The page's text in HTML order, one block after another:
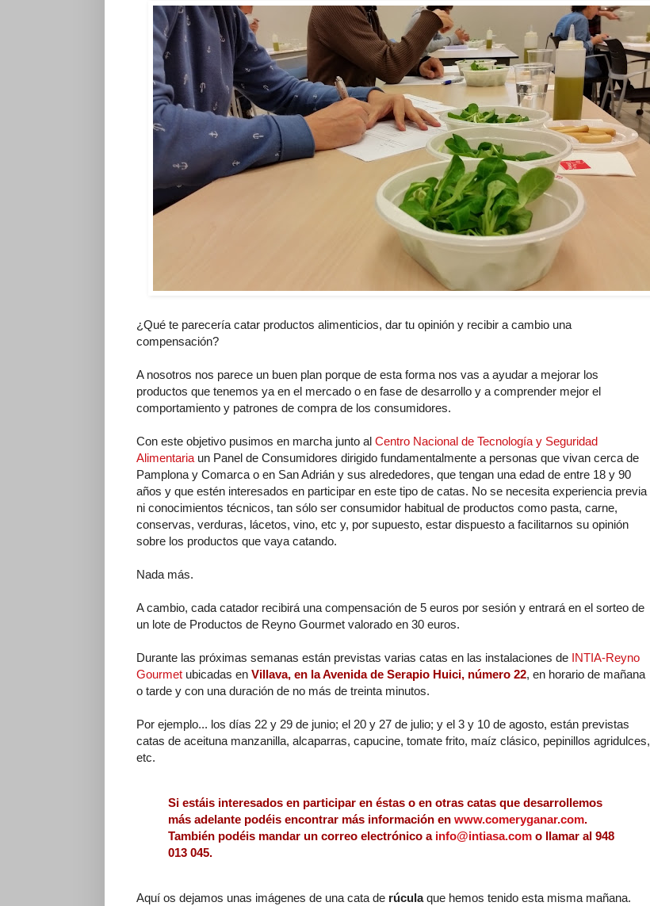
¿Qué te parecería catar productos alimenticios, dar tu opinión y recibir a cambio una
compensación?
A nosotros nos parece un buen plan porque de esta forma nos vas a ayudar a mejorar los
productos que tenemos ya en el mercado o en fase de desarrollo y a comprender mejor el
comportamiento y patrones de compra de los consumidores.
Con este objetivo pusimos en marcha junto al Centro Nacional de Tecnología y Seguridad
Alimentaria un Panel de Consumidores dirigido fundamentalmente a personas que vivan cerca de
Pamplona y Comarca o en San Adrián y sus alrededores, que tengan una edad de entre 18 y 90
años y que estén interesados en participar en este tipo de catas. No se necesita experiencia previa
ni conocimientos técnicos, tan sólo ser consumidor habitual de productos como pasta, carne,
conservas, verduras, lácetos, vino, etc y, por supuesto, estar dispuesto a facilitarnos su opinión
sobre los productos que vaya catando.
Nada más.
A cambio, cada catador recibirá una compensación de 5 euros por sesión y entrará en el sorteo de
un lote de Productos de Reyno Gourmet valorado en 30 euros.
Durante las próximas semanas están previstas varias catas en las instalaciones de INTIA-Reyno
Gourmet ubicadas en Villava, en la Avenida de Serapio Huici, número 22, en horario de mañana
o tarde y con una duración de no más de treinta minutos.
Por ejemplo... los días 22 y 29 de junio; el 20 y 27 de julio; y el 3 y 10 de agosto, están previstas
catas de aceituna manzanilla, alcaparras, capucine, tomate frito, maíz clásico, pepinillos agridulces,
etc.
Si estáis interesados en participar en éstas o en otras catas que desarrollemos
más adelante podéis encontrar más información en www.comeryganar.com.
También podéis mandar un correo electrónico a info@intiasa.com o llamar al 948
013 045.
Aquí os dejamos unas imágenes de una cata de rúculaque hemos tenido esta misma mañana.